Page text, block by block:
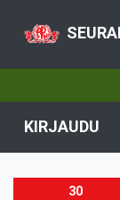
KIRJAUDU
30